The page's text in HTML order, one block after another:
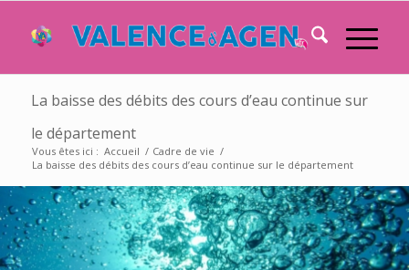
La baisse des débits des cours d’eau continue sur
le département
Vous êtes ici : Accueil / Cadre de vie /
La baisse des débits des cours d’eau continue sur le département